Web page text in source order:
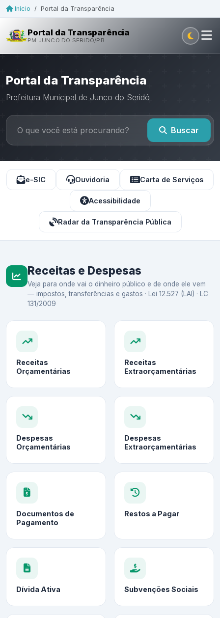
Início / Portal da Transparência
Portal da Transparência
PM JUNCO DO SERIDÓ/PB
Portal da Transparência
Prefeitura Municipal de Junco do Seridó
Buscar
e-SIC Ouvidoria Carta de Serviços
Acessibilidade
Radar da Transparência Pública
Receitas e Despesas
Veja para onde vai o dinheiro público e de onde ele vem
— impostos, transferências e gastos · Lei 12.527 (LAI) · LC
131/2009
Receitas
Orçamentárias
Receitas
Extraorçamentárias
Despesas
Orçamentárias
Despesas
Extraorçamentárias
Documentos de
Pagamento
Restos a Pagar
Dívida Ativa Subvenções Sociais